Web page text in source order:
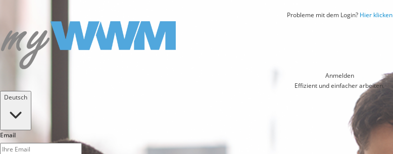
Probleme mit dem Login? Hier klicken
Anmelden
Effizient und einfacher arbeiten.
Deutsch
Email